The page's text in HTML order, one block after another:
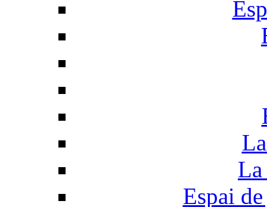
La
Espai